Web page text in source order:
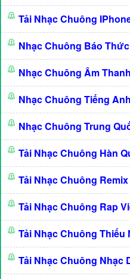
Tải Nhạc Chuông
Nhạc Chuông Báo
Nhạc Chuông Âm
Nhạc Chuông Tiếng
Nhạc Chuông Trung
Tải Nhạc Chuông Hàn
Tải Nhạc Chuông
Tải Nhạc Chuông Rap
Tải Nhạc Chuông Thiếu
Tải Nhạc Chuông Nhạc